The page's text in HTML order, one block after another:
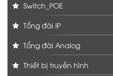
Switch_POE
Tổng đài IP
Tổng đài Analog
Thiết bị truyền hình